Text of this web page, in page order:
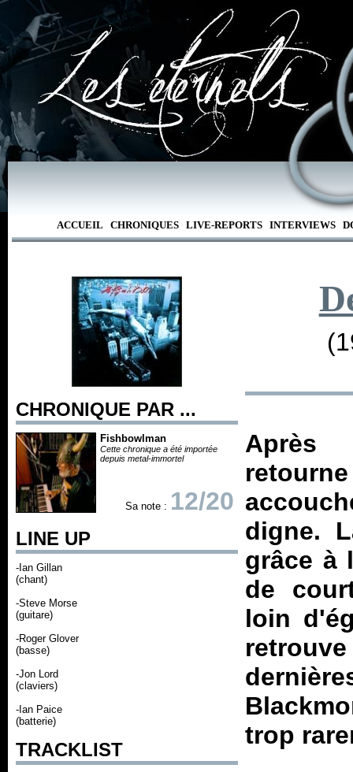
ACCUEIL CHRONIQUES LIVE-REPORTS INTERVIEWS
CHRONIQUE PAR ...
Fishbowlman
Cette chronique a été importée
depuis metal-immortel
Sa note : 12/20
LINE UP
-Ian Gillan
(chant)
-Steve Morse
(guitare)
-Roger Glover
(basse)
-Jon Lord
(claviers)
-Ian Paice
(batterie)
TRACKLIST
digne.
grâce à
de
loin
trop